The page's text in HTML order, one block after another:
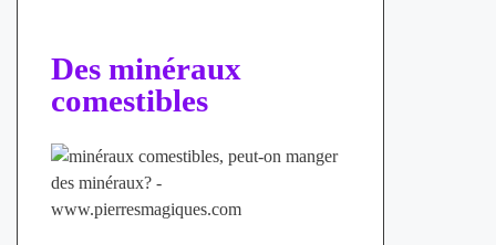
Des minéraux
comestibles